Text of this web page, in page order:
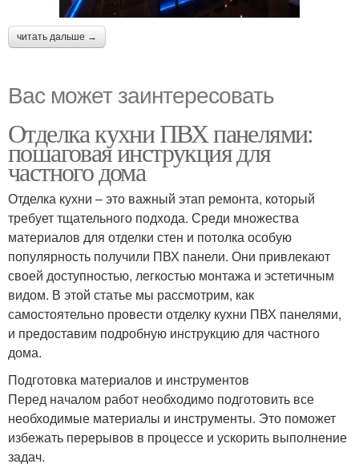
читать дальше →
Вас может заинтересовать
Отделка кухни ПВХ панелями:
пошаговая инструкция для
частного дома
Отделка кухни – это важный этап ремонта, который
требует тщательного подхода. Среди множества
материалов для отделки стен и потолка особую
популярность получили ПВХ панели. Они привлекают
своей доступностью, легкостью монтажа и эстетичным
видом. В этой статье мы рассмотрим, как
самостоятельно провести отделку кухни ПВХ панелями,
и предоставим подробную инструкцию для частного
дома.
Подготовка материалов и инструментов
Перед началом работ необходимо подготовить все
необходимые материалы и инструменты. Это поможет
избежать перерывов в процессе и ускорить выполнение
задач.